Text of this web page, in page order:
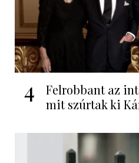
4
Felrobbant az
mit szúrtak ki